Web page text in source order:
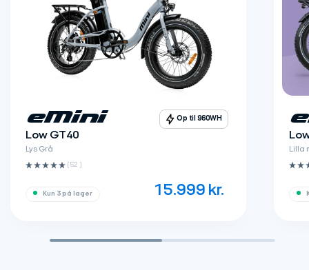
eMini
Low GT40
Lys Grå
Op til 960WH
15.999 kr.
(52 ‌)
Kun 3 på lager
Lilla